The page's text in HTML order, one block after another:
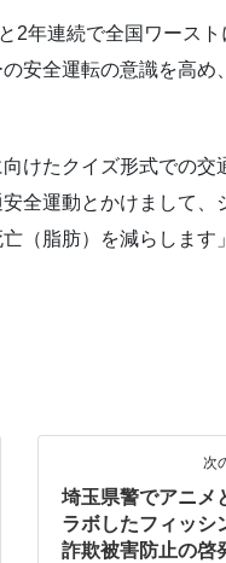
2年連続で全国ワース
安全運転の意識を高め
けたクイズ形式での交
全運動とかけまして、
（脂肪）を減らします
次
埼玉県警でアニメ
ラボしたフィッシ
詐欺被害防止の啓